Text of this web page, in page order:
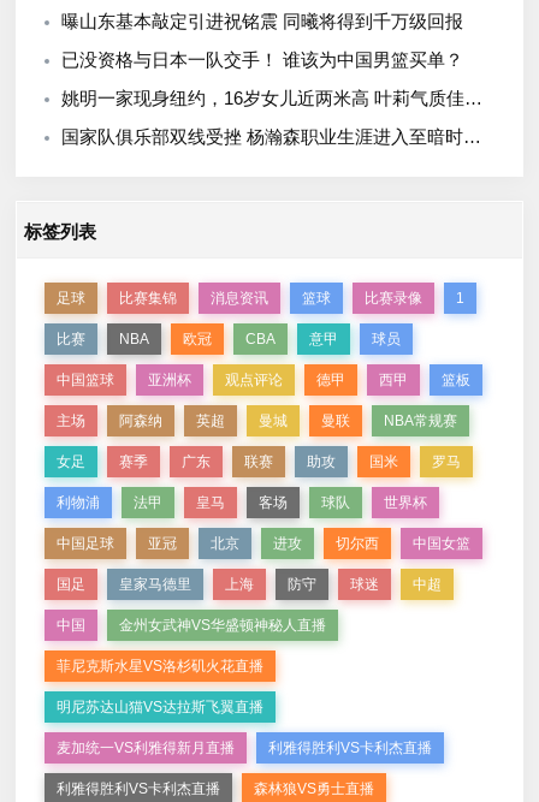
曝山东基本敲定引进祝铭震 同曦将得到千万级回报
已没资格与日本一队交手！ 谁该为中国男篮买单？
姚明一家现身纽约，16岁女儿近两米高 叶莉气质佳，全家看韩旭比赛
国家队俱乐部双线受挫 杨瀚森职业生涯进入至暗时刻？
标签列表
足球 比赛集锦 消息资讯 篮球 比赛录像 1
比赛 NBA 欧冠 CBA 意甲 球员
中国篮球 亚洲杯 观点评论 德甲 西甲 篮板
主场 阿森纳 英超 曼城 曼联 NBA常规赛
女足 赛季 广东 联赛 助攻 国米 罗马
利物浦 法甲 皇马 客场 球队 世界杯
中国足球 亚冠 北京 进攻 切尔西 中国女篮
国足 皇家马德里 上海 防守 球迷 中超
中国 金州女武神VS华盛顿神秘人直播
菲尼克斯水星VS洛杉矶火花直播
明尼苏达山猫VS达拉斯飞翼直播
麦加统一VS利雅得新月直播 利雅得胜利VS卡利杰直播
利雅得胜利VS卡利杰直播 森林狼VS勇士直播